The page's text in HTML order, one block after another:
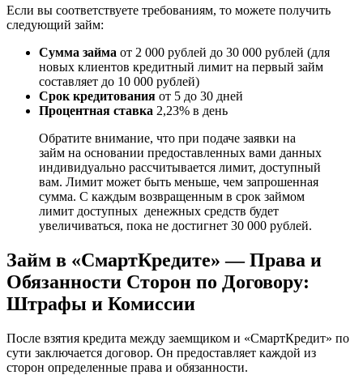
Если вы соответствуете требованиям, то можете получить
следующий займ:
Сумма займа от 2 000 рублей до 30 000 рублей (для
новых клиентов кредитный лимит на первый займ
составляет до 10 000 рублей)
Срок кредитования от 5 до 30 дней
Процентная ставка 2,23% в день
Обратите внимание, что при подаче заявки на
займ на основании предоставленных вами данных
индивидуально рассчитывается лимит, доступный
вам. Лимит может быть меньше, чем запрошенная
сумма. С каждым возвращенным в срок займом
лимит доступных денежных средств будет
увеличиваться, пока не достигнет 30 000 рублей.
Займ в «СмартКредите» — Права и
Обязанности Сторон по Договору:
Штрафы и Комиссии
После взятия кредита между заемщиком и «СмартКредит» по
сути заключается договор. Он предоставляет каждой из
сторон определенные права и обязанности.